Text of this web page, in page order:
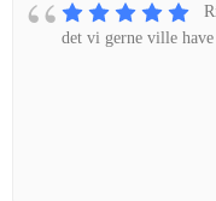
det vi gerne ville